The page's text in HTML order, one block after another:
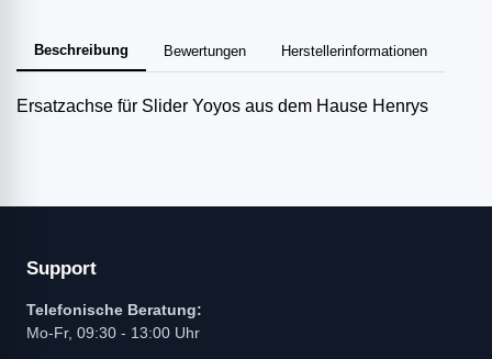
Beschreibung Bewertungen Herstellerinformationen
Ersatzachse für Slider Yoyos aus dem Hause Henrys
Support
Telefonische Beratung:
Mo-Fr, 09:30 - 13:00 Uhr